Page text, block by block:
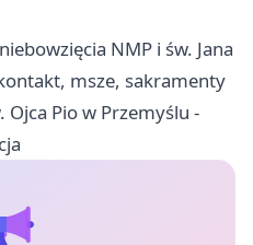
NMP i św. Jana
msze, sakramenty
Ojca Pio w Przemyślu -